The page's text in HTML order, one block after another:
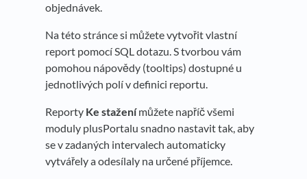
objednávek.
Na této stránce si můžete vytvořit vlastní
report pomocí SQL dotazu. S tvorbou vám
pomohou nápovědy (tooltips) dostupné u
jednotlivých polí v definici reportu.
Reporty Ke staženímůžete napříč všemi
moduly plusPortalu snadno nastavit tak, aby
se v zadaných intervalech automaticky
vytvářely a odesílaly na určené příjemce.